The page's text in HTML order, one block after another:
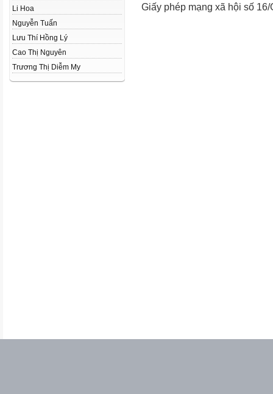
Li Hoa
Nguyễn Tuấn
Lưu Thí Hồng Lý
Cao Thị Nguyên
Trương Thị Diễm My
Giấy phép mạng xã hội số